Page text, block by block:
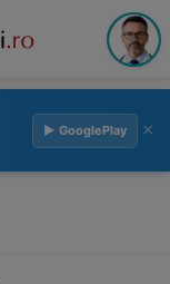
▶ GooglePlay ×